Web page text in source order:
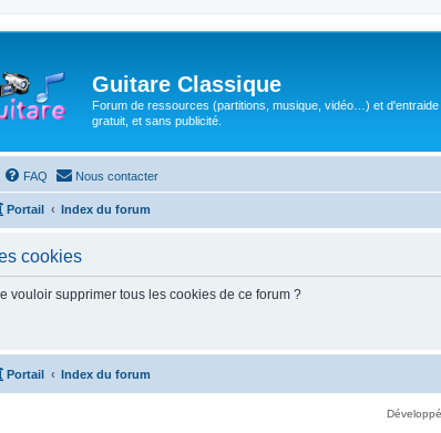
Guitare Classique
Forum de ressources (partitions, musique, vidéo…) et
gratuit, et sans publicité.
FAQ Nous contacter
Portail Index du forum
cookies
vouloir supprimer tous les cookies de ce forum ?
Portail Index du forum